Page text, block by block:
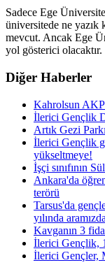
Sadece Ege
üniversitede ne
mevcut. Ancak Ege
yol gösterici olacaktır.
Diğer Haberler
Kahrolsun
İlerici Gençlik
Artık Gezi
İlerici Gençlik
yükseltmeye!
İşçi sınıfının
Ankara'da
terörü
Tarsus'da
yılında
Kavganın 3
İlerici Gençlik,
İlerici Gençler,